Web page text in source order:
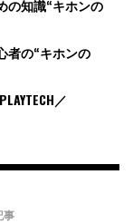
の知識“キホンの
者の“キホンの
／
事